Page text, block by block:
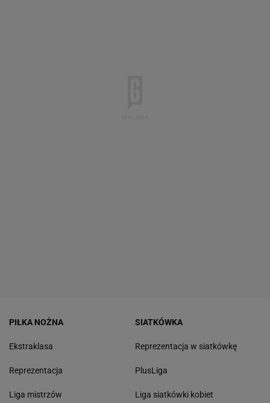
PIŁKA NOŻNA
Ekstraklasa
Reprezentacja
Liga mistrzów
SIATKÓWKA
Reprezentacja w siatkówkę
PlusLiga
Liga siatkówki kobiet